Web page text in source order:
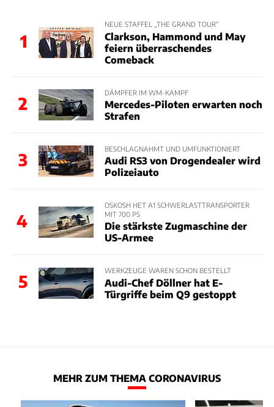
1
NEUE STAFFEL „THE GRAND TOUR“
Clarkson, Hammond und May
feiern überraschendes
Comeback
2
DÄMPFER IM WM-KAMPF
Mercedes-Piloten erwarten noch
Strafen
3
BESCHLAGNAHMT UND UMFUNKTIONIERT
Audi RS3 von Drogendealer wird
Polizeiauto
4
OSKOSH HET A1 SCHWERLASTTRANSPORTER
MIT 700 PS
Die stärkste Zugmaschine der
US-Armee
5
WERKZEUGE WAREN SCHON BESTELLT
Audi-Chef Döllner hat E-
Türgriffe beim Q9 gestoppt
MEHR ZUM THEMA CORONAVIRUS